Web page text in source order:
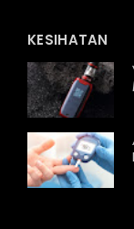
KESIHATAN